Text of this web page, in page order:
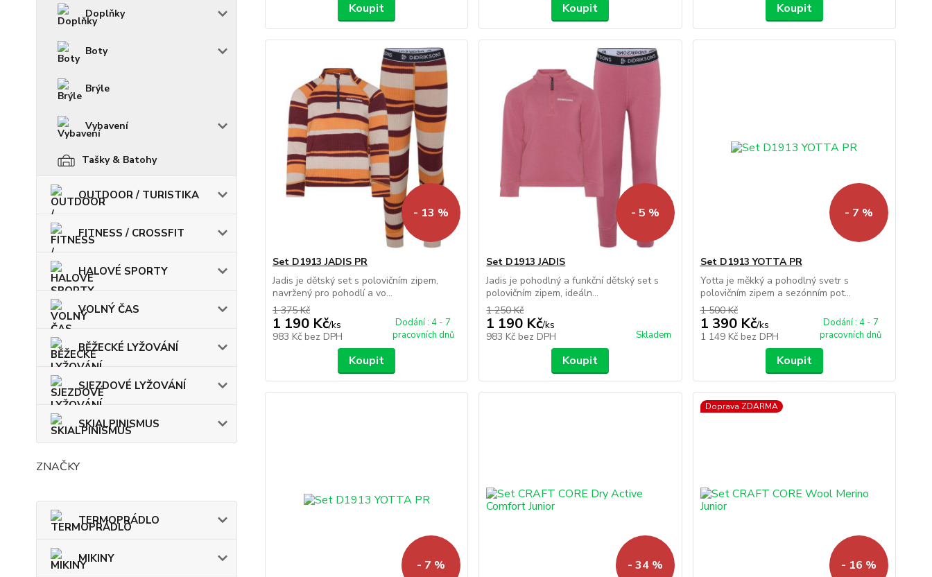
Doplňky
Boty
Brýle
Vybavení
Tašky & Batohy
OUTDOOR / TURISTIKA
FITNESS / CROSSFIT
HALOVÉ SPORTY
VOLNÝ ČAS
BĚŽECKÉ LYŽOVÁNÍ
SJEZDOVÉ LYŽOVÁNÍ
SKIALPINISMUS
ZNAČKY
TERMOPRÁDLO
MIKINY
Koupit Koupit Koupit
- 13 %
Set D1913 JADIS PR
Jadis je dětský set s polovičním zipem,
navržený pro pohodlí a vo...
1 375 Kč
1 190 Kč/ks
983 Kč bez DPH
Dodání : 4 - 7
pracovních dnů
Koupit
- 5 %
Set D1913 JADIS
Jadis je pohodlný a funkční dětský set s
polovičním zipem, ideáln...
1 250 Kč
1 190 Kč/ks
983 Kč bez DPH Skladem
Koupit
- 7 %
Set D1913 YOTTA PR
Yotta je měkký a pohodlný svetr s
polovičním zipem a sezónním pot...
1 500 Kč
1 390 Kč/ks
1 149 Kč bez DPH
Dodání : 4 - 7
pracovních dnů
Koupit
- 7 % - 34 %
Doprava ZDARMA
- 16 %